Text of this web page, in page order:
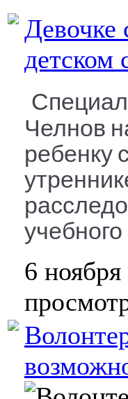
Девочке
детском
Челнов
ребенку
6